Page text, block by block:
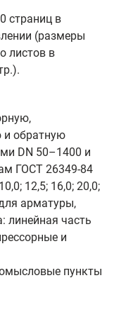
страниц в
(размеры
листов в
и обратную
DN 50–1400 и
ГОСТ 26349-84
12,5; 16,0; 20,0;
арматуры,
линейная часть
и
пункты